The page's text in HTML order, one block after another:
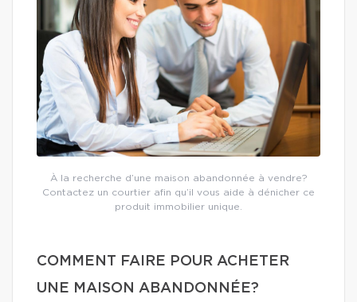
À la recherche d’une maison abandonnée à vendre?
Contactez un courtier afin qu’il vous aide à dénicher ce
produit immobilier unique.
COMMENT FAIRE POUR ACHETER
UNE MAISON ABANDONNÉE?